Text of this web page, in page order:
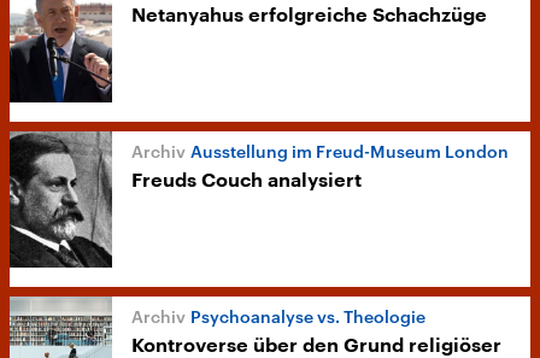
Netanyahus erfolgreiche Schachzüge
Ausstellung im Freud-Museum London
Freuds Couch analysiert
Psychoanalyse vs. Theologie
Kontroverse über den Grund religiöser